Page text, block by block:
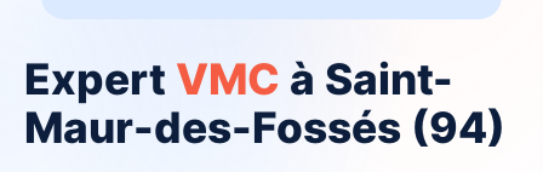
Expert VMC à Saint-
Maur-des-Fossés (94)